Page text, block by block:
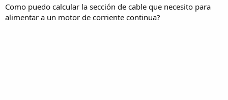
n
c
Como puedo calcular la sección de cable que necesito para
alimentar a un motor de corriente continua?